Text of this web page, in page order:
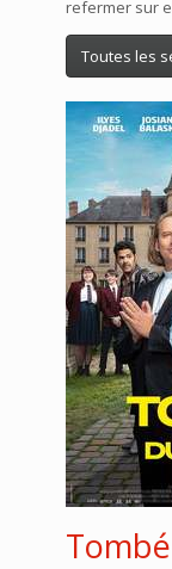
refermer sur
Toutes les